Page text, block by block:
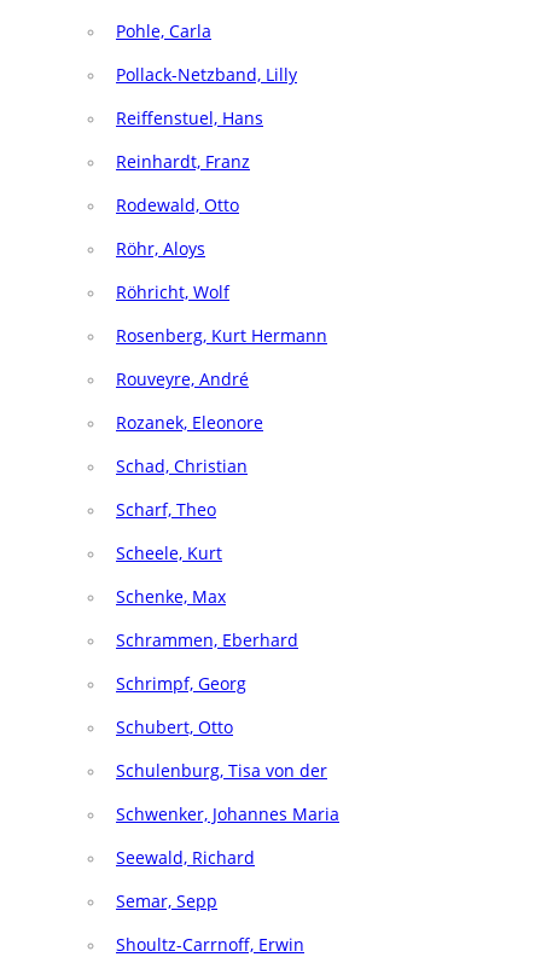
Pohle, Carla
Pollack-Netzband, Lilly
Reiffenstuel, Hans
Reinhardt, Franz
Rodewald, Otto
Röhr, Aloys
Röhricht, Wolf
Rosenberg, Kurt Hermann
Rouveyre, André
Rozanek, Eleonore
Schad, Christian
Scharf, Theo
Scheele, Kurt
Schenke, Max
Schrammen, Eberhard
Schrimpf, Georg
Schubert, Otto
Schulenburg, Tisa von der
Schwenker, Johannes Maria
Seewald, Richard
Semar, Sepp
Shoultz-Carrnoff, Erwin